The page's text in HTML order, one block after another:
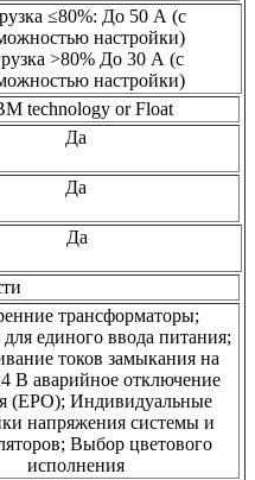
≤80%: До 50 А (с
настройки)
>80% До 30 А (с
настройки)
technology or Float
Да
Да
Да
трансформаторы;
единого ввода питания;
токов замыкания на
В аварийное отключение
(EPO); Индивидуальные
напряжения системы и
Выбор цветового
исполнения